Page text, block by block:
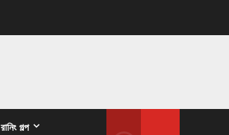
রানিং গল্প